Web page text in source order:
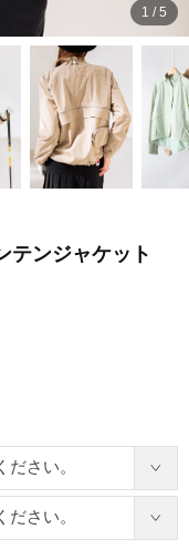
1 /5
テンジャケット